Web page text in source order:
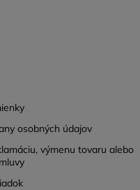
osobných údajov
výmenu tovaru alebo